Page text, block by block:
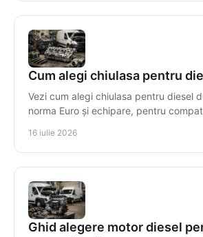
Cum alegi chiulasa pentru
Vezi cum alegi chiulasa pentru diesel
norma Euro și echipare, pentru
16 iulie 2026
Ghid alegere motor diesel